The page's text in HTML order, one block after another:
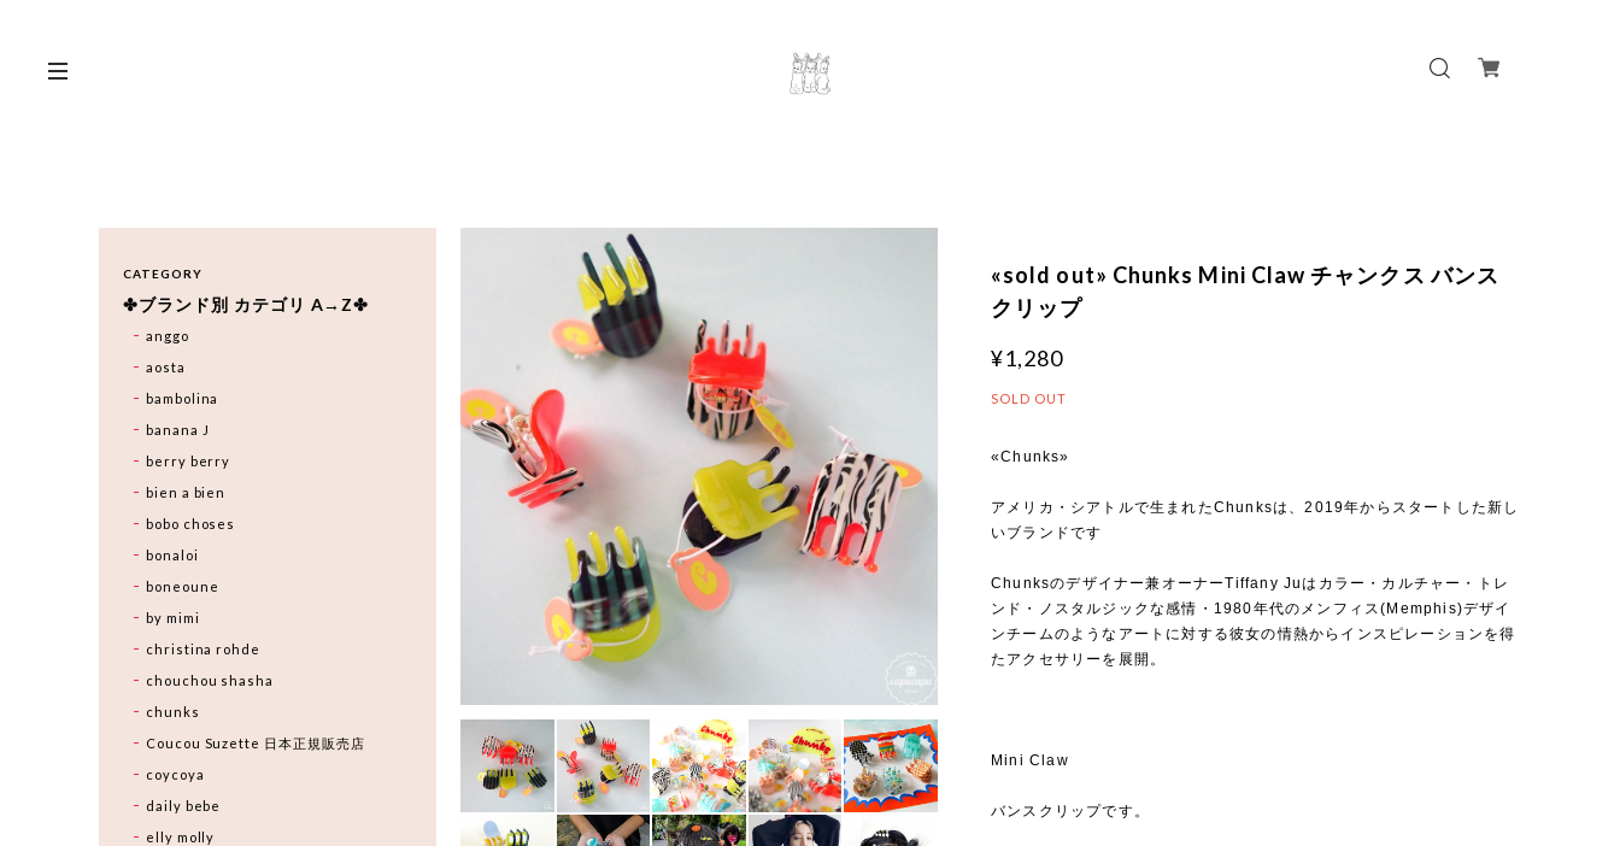
«sold out» Chunks Mini Claw チャンクス バンス
クリップ
¥1,280
SOLD OUT
«Chunks»
アメリカ・シアトルで生まれたChunksは、2019年からスタートした新し
いブランドです
Chunksのデザイナー兼オーナーTiffany Juはカラー・カルチャー・トレ
ンド・ノスタルジックな感情・1980年代のメンフィス(Memphis)デザイ
ンチームのようなアートに対する彼女の情熱からインスピレーションを得
たアクセサリーを展開。
Mini Claw
バンスクリップです。
CATEGORY
✤ブランド別 カテゴリ A→Z✤
anggo
aosta
bambolina
banana J
berry berry
bien a bien
bobo choses
bonaloi
boneoune
by mimi
christina rohde
chouchou shasha
chunks
Coucou Suzette 日本正規販売店
coycoya
daily bebe
elly molly